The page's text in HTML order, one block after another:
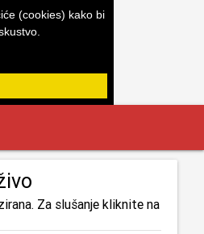
(cookies) kako bi
Za slušanje kliknite na